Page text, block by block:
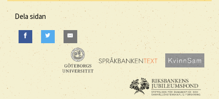
Dela sidan